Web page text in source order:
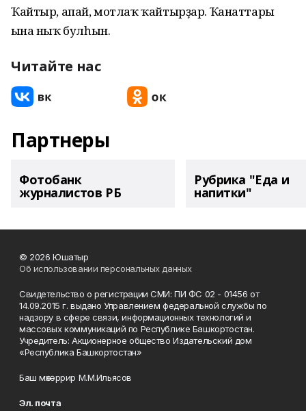
Ҡайтыр, апай, мотлаҡ ҡайтырҙар. Ҡанаттары
ғына ныҡ булһын.
Читайте нас
Партнеры
Фотобанк
журналистов РБ
Рубрика "Еда и
напитки"
© 2026 Юшатыр
Об использовании персональных данных
Свидетельство о регистрации СМИ: ПИ ФС 02 - 01456 от
14.09.2015 г. выдано Управлением федеральной службы по
надзору в сфере связи, информационных технологий и
массовых коммуникаций по Республике Башкортостан.
Учредитель: Акционерное общество Издательский дом
«Республика Башкортостан»
Баш мөхәррир М.М.Ильясов
Эл. почта